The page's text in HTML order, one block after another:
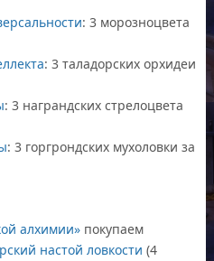
: 3 морозноцвета
: 3 таладорских орхидеи
: 3 награндских стрелоцвета
: 3 горгрондских мухоловки за
алхимии» покупаем
настой ловкости (4